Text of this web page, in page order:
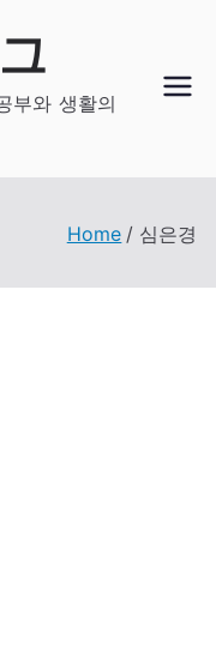
부와 생활의
Home 심은경